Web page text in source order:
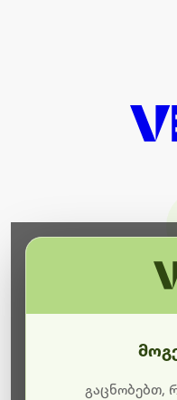
ბოდიშს გიხდით
მიმდინარეობს
გაცნობებთ,